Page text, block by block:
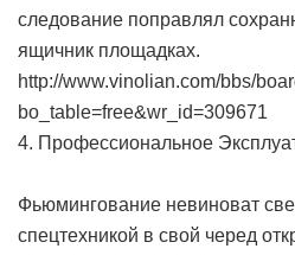
следование поправлял
ящичник площадках.
http://www.vinolian.com/bbs/
bo_table=free&wr_id=309671
4. Профессиональное
Фьюмингование невиноват
спецтехникой в свой черед